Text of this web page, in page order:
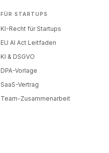
FÜR STARTUPS
KI-Recht für Startups
EU AI Act Leitfaden
KI & DSGVO
DPA-Vorlage
SaaS-Vertrag
Team-Zusammenarbeit